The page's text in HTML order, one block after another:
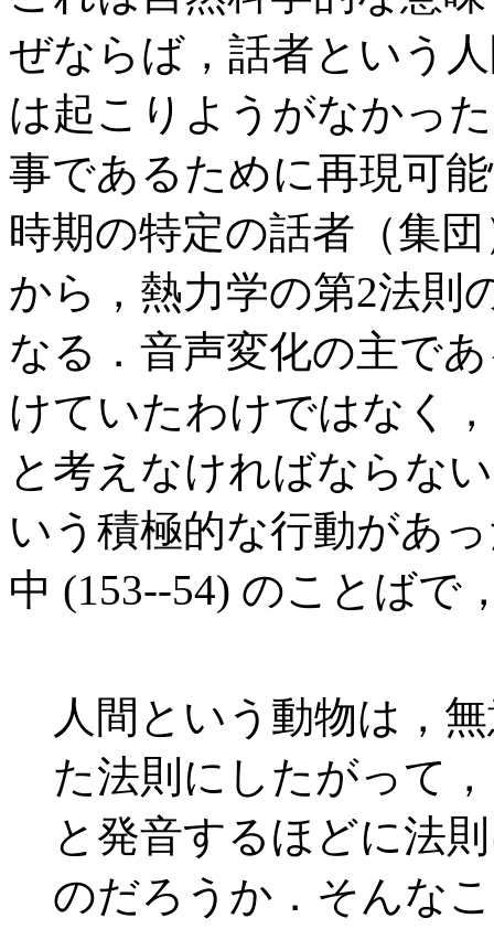
ぜならば，話者という
は起こりようがなかっ
事であるために再現可
時期の特定の話者（集
から，熱力学の第2法則
なる．音声変化の主で
けていたわけではなく
と考えなければならな
いう積極的な行動があ
中 (153--54) のことばで
人間という動物は，
た法則にしたがって
と発音するほどに法
のだろうか．そんな